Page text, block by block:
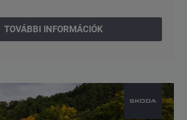
TOVÁBBI INFORMÁCIÓK